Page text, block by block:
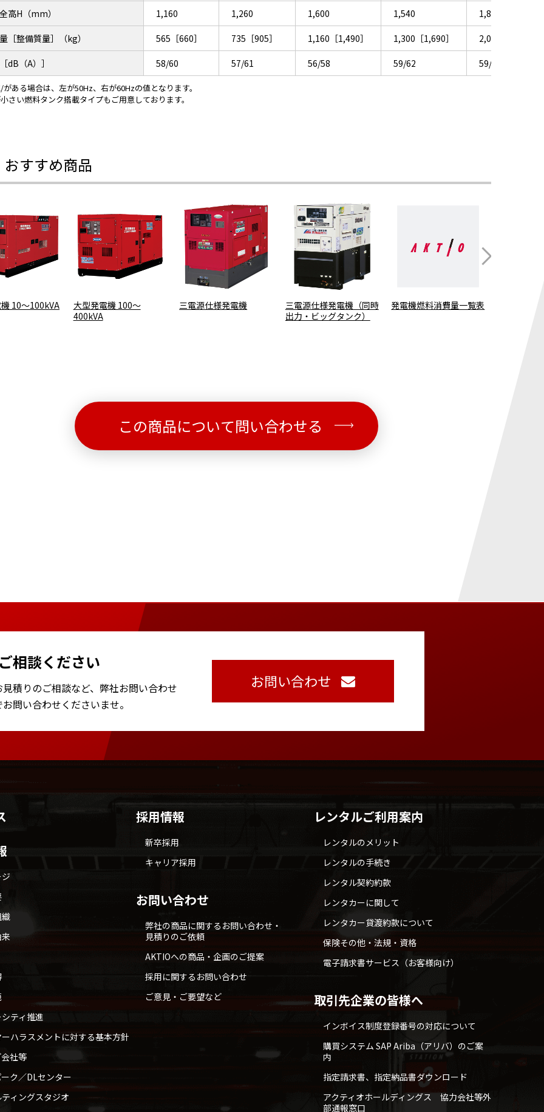
高H（mm） 1,160 1,260 1,600 1,540 1,800
［整備質量］（kg） 565［660］ 735［905］ 1,160［1,490］ 1,300［1,690］ 2,050［2,730］
dB（A）］ 58/60 57/61 56/58 59/62 59/63
ある場合は、左が50Hz、右が60Hzの値となります。
さい燃料タンク搭載タイプもご用意しております。
おすすめ商品
10～100kVA
大型発電機 100～
400kVA
三電源仕様発電機
三電源仕様発電機（同時
出力・ビッグタンク）
発電機燃料消費量一覧表
この商品について問い合わせる
相談ください
積りのご相談など、 弊社お問い合わせ
お問い合わせくださいませ。
お問い合わせ
ティ推進
ハラスメントに対する基本方針
社等
ク／DLセンター
ィングスタジオ
採用情報
新卒採用
キャリア採用
お問い合わせ
弊社の商品に関するお問い合わせ・
見積りのご依頼
AKTIOへの商品・企画のご提案
採用に関するお問い合わせ
ご意見・ご要望など
レンタルご利用案内
レンタルのメリット
レンタルの手続き
レンタル契約約款
レンタカーに関して
レンタカー貸渡約款について
保険その他・法規・資格
電子請求書サービス（お客様向け）
取引先企業の皆様へ
インボイス制度登録番号の対応について
購買システム SAP Ariba（アリバ）のご案
内
指定請求書、指定納品書ダウンロード
アクティオホールディングス 協力会社等外
部通報窓口